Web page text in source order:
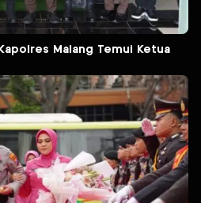
Malang Temui Ketua